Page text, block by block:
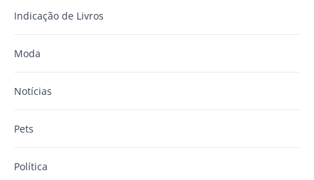
Indicação de Livros
Moda
Notícias
Pets
Política